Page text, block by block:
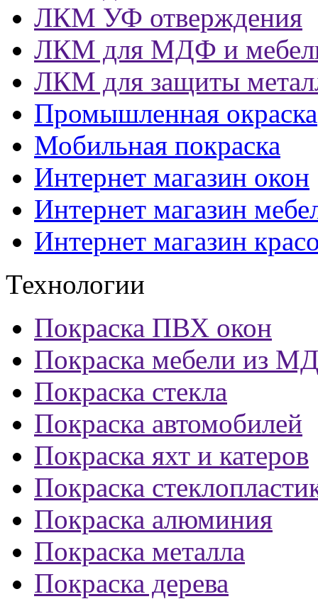
ЛКМ УФ отверждения
ЛКМ для МДФ и
ЛКМ для защиты
Промышленная окраска
Мобильная покраска
Интернет магазин окон
Интернет магазин
Интернет магазин
Технологии
Покраска ПВХ окон
Покраска мебели из
Покраска стекла
Покраска автомобилей
Покраска яхт и катеров
Покраска
Покраска алюминия
Покраска металла
Покраска дерева